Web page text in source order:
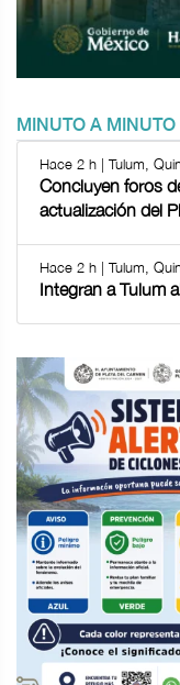
MINUTO A MINUTO
Hace 2 h | Tulum,
Concluyen foros
actualización del
Hace 2 h | Tulum,
Integran a Tulum